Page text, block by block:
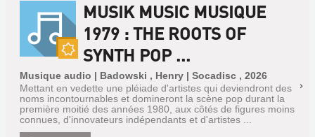
MUSIK MUSIC MUSIQUE
1979 : THE ROOTS OF
SYNTH POP ...
Musique audio | Badowski , Henry | Socadisc , 2026
Mettant en vedette une pléiade d'artistes qui deviendront des
noms incontournables et domineront la scène pop durant la
première moitié des années 1980, aux côtés de figures moins
connues, d'innovateurs indépendants et d'artistes ...